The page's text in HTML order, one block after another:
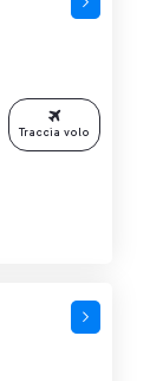
Traccia volo